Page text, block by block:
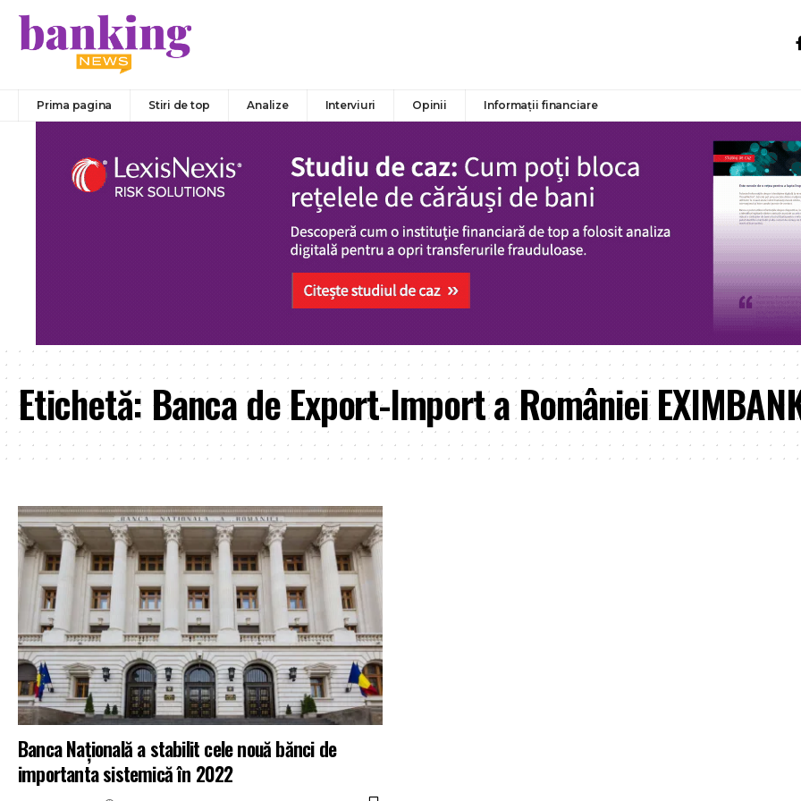
Prima pagina Stiri de top Analize Interviuri Opinii Informații financiare
Etichetă: Banca de Export-Import a României
Banca Națională a stabilit cele nouă bănci de
importanta sistemică în 2022